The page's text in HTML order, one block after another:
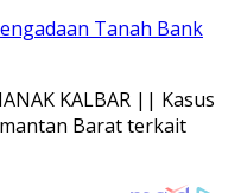
Tanah Bank
KALBAR || Kasus
Barat terkait